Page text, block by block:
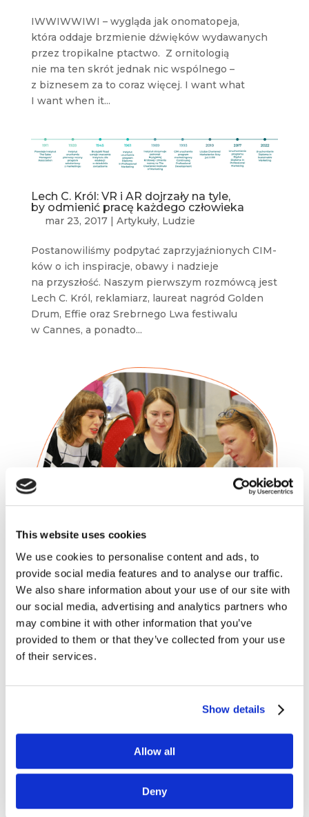
This website uses cookies
We use cookies to personalise content and ads, to
provide social media features and to analyse our traffic.
We also share information about your use of our site with
our social media, advertising and analytics partners who
may combine it with other information that you’ve
provided to them or that they’ve collected from your use
of their services.
Show details
Allow all
Deny
IWWIWWIWI – wygląda jak onomatopeja,
która oddaje brzmienie dźwięków wydawanych
przez tropikalne ptactwo. Z ornitologią
nie ma ten skrót jednak nic wspólnego –
z biznesem za to coraz więcej. I want what
I want when it...
Lech C. Król: VR i AR dojrzały na tyle,
by odmienić pracę każdego człowieka
mar 23, 2017| Artykuły, Ludzie
Postanowiliśmy podpytać zaprzyjaźnionych CIM-
ków o ich inspiracje, obawy i nadzieje
na przyszłość. Naszym pierwszym rozmówcą jest
Lech C. Król, reklamiarz, laureat nagród Golden
Drum, Effie oraz Srebrnego Lwa festiwalu
w Cannes, a ponadto...
Historia emotikonów – kto pierwszy
uśmiechnął się w internecie?
mar 20, 2017|Artykuły ,Innowacje
Ponad 90% internautów w celu wyrażenia emocji
w sieci stosuje emotikony. Rozmaite połączenia
znaków typograficznych już dawno opanowały